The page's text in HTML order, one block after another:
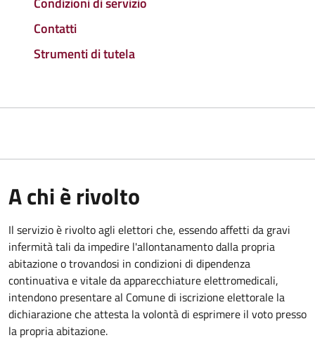
Contatti
Strumenti di tutela
A chi è rivolto
Il servizio è rivolto agli elettori che, essendo affetti da gravi
infermità tali da impedire l'allontanamento dalla propria
abitazione o trovandosi in condizioni di dipendenza
continuativa e vitale da apparecchiature elettromedicali,
intendono presentare al Comune di iscrizione elettorale la
dichiarazione che attesta la volontà di esprimere il voto presso
la propria abitazione.